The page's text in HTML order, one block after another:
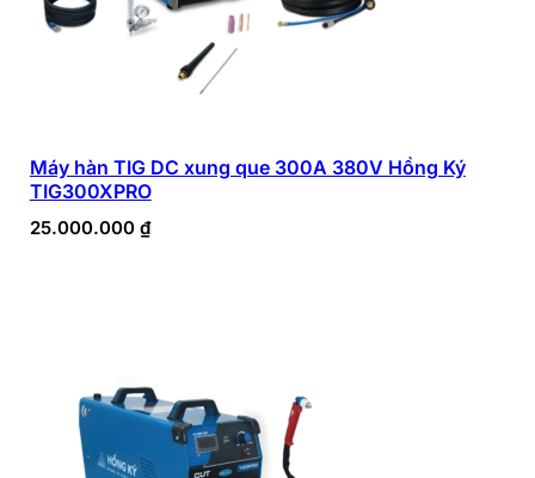
Máy hàn TIG DC xung que 300A 380V Hồng Ký
TIG300XPRO
25.000.000 ₫